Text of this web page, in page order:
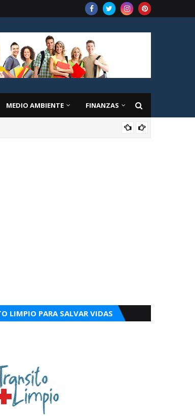
MEDIO AMBIENTE FINANZAS
LIMPIO PARA SALVAR VIDAS